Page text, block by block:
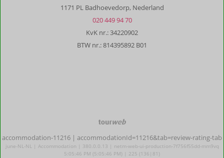
1171 PL Badhoevedorp, Nederland
020 449 94 70
KvK nr.: 34220902
BTW nr.: 814395892 B01
TourWeb
©
NetMatch
accommodation-11216 | accommodationId=11216&tab=review-rating-tab
june-NL-NL | Accommodation | 380.0.0.13 | netm-web-ui-production-7f756f55dd-mm9vq
5:05:46 PM (5:05:46 PM) | 225 (136|81)